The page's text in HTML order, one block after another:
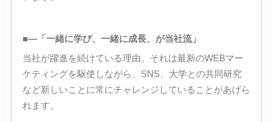
■―「一緒に学び、一緒に成長、が当社流」
当社が躍進を続けている理由。それは最新のWEBマー
ケティングを駆使しながら、SNS、大学との共同研究
など新しいことに常にチャレンジしていることがあげら
れます。